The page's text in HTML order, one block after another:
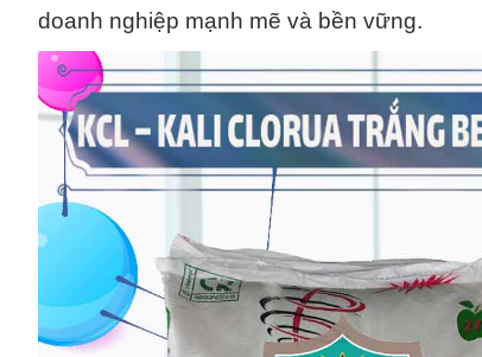
doanh nghiệp mạnh mẽ và bền vững.